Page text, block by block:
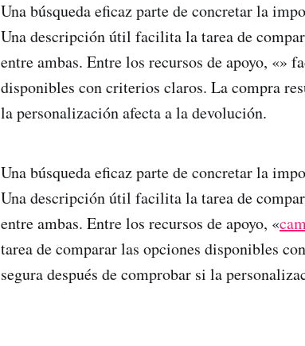
Una búsqueda eficaz parte de concretar la
Una descripción útil facilita la tarea de
entre ambas. Entre los recursos de apoyo, «»
disponibles con criterios claros. La compra
la personalización afecta a la devolución.
Una búsqueda eficaz parte de concretar la
Una descripción útil facilita la tarea de
entre ambas. Entre los recursos de apoyo, «
tarea de comparar las opciones disponibles
segura después de comprobar si la